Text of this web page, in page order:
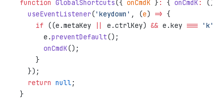
function GlobalShortcuts({ onCmdK } : { onCmdK : ()
  useEventListener
('keydown' , (e) => {
    if
((e.metaKey || e.ctrlKey) && e.key === 'k'
      e.
preventDefault();
      onCmdK
();
    }
  });
  return
null;
}